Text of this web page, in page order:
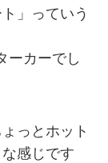
」っていう
ーカーでし
っとホット
感じです